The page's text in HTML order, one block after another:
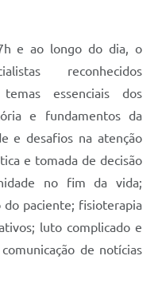
e ao longo do dia, o
reconhecidos
essenciais dos
e fundamentos da
e desafios na atenção
e tomada de decisão
no fim da vida;
do paciente; fisioterapia
luto complicado e
de notícias